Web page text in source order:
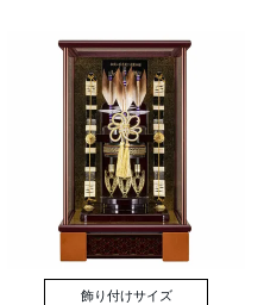
飾り付けサイズ